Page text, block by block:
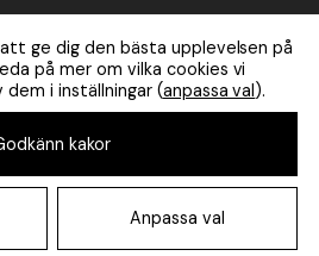
Road Rental AB
ge dig den bästa upplevelsen på
på mer om vilka cookies vi
dem i inställningar (anpassa val).
kakor
Anpassa val